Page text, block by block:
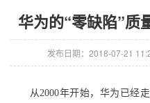
华为的“零缺陷”质
发布日期：2018-07-21
从2000年开始，华为已经